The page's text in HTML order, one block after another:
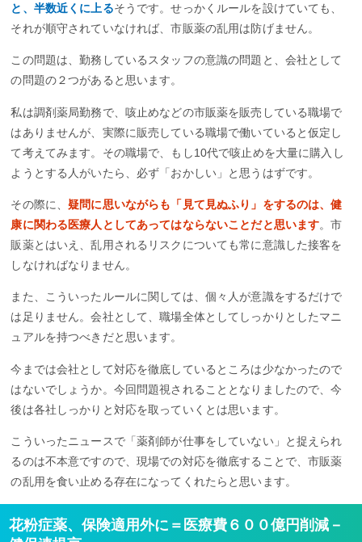
と、半数近くに上るそうです。せっかくルールを設けていても、
それが順守されていなければ、市販薬の乱用は防げません。
この問題は、勤務しているスタッフの意識の問題と、会社として
の問題の２つがあると思います。
私は調剤薬局勤務で、咳止めなどの市販薬を販売している職場で
はありませんが、実際に販売している職場で働いていると仮定し
て考えてみます。その職場で、もし10代で咳止めを大量に購入し
ようとする人がいたら、必ず「おかしい」と思うはずです。
その際に、疑問に思いながらも「見て見ぬふり」をするのは、健
康に関わる医療人としてあってはならないことだと思います。市
販薬とはいえ、乱用されるリスクについても常に意識した接客を
しなければなりません。
また、こういったルールに関しては、個々人が意識をするだけで
は足りません。会社として、職場全体としてしっかりとしたマニ
ュアルを持つべきだと思います。
今までは会社として対応を徹底しているところは少なかったので
はないでしょうか。今回問題視されることとなりましたので、今
後は各社しっかりと対応を取っていくとは思います。
こういったニュースで「薬剤師が仕事をしていない」と捉えられ
るのは不本意ですので、現場での対応を徹底することで、市販薬
の乱用を食い止める存在になってくれたらと思います。
花粉症薬、保険適用外に＝医療費６００億円削減－